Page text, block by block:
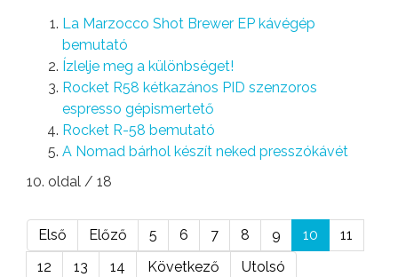
La Marzocco Shot Brewer EP kávégép
bemutató
Ízlelje meg a különbséget!
Rocket R58 kétkazános PID szenzoros
espresso gépismertető
Rocket R-58 bemutató
A Nomad bárhol készít neked presszókávét
10. oldal / 18
Első Előző 5 6 7 8 9 10
11
12
13 14 Következő Utolsó